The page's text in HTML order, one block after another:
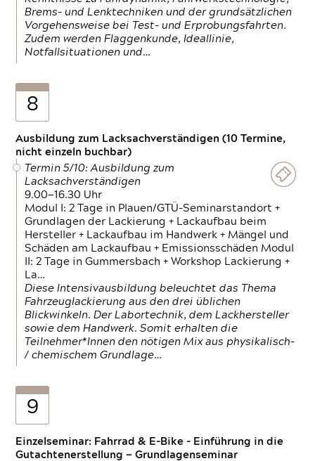
Brems- und Lenktechniken und der grundsätzlichen
Vorgehensweise bei Test- und Erprobungsfahrten.
Zudem werden Flaggenkunde, Ideallinie,
Notfallsituationen und…
8
Ausbildung zum Lacksachverständigen (10 Termine,
nicht einzeln buchbar)
Termin 5/10: Ausbildung zum
Lacksachverständigen
9.00—16.30 Uhr
Modul I: 2 Tage in Plauen/GTÜ-Seminarstandort +
Grundlagen der Lackierung + Lackaufbau beim
Hersteller + Lackaufbau im Handwerk + Mängel und
Schäden am Lackaufbau + Emissionsschäden Modul
II: 2 Tage in Gummersbach + Workshop Lackierung +
La…
Diese Intensivausbildung beleuchtet das Thema
Fahrzeuglackierung aus den drei üblichen
Blickwinkeln. Der Labortechnik, dem Lackhersteller
sowie dem Handwerk. Somit erhalten die
Teilnehmer*Innen den nötigen Mix aus physikalisch-
/ chemischem Grundlage…
9
Einzelseminar: Fahrrad & E-Bike - Einführung in die
Gutachtenerstellung — Grundlagenseminar